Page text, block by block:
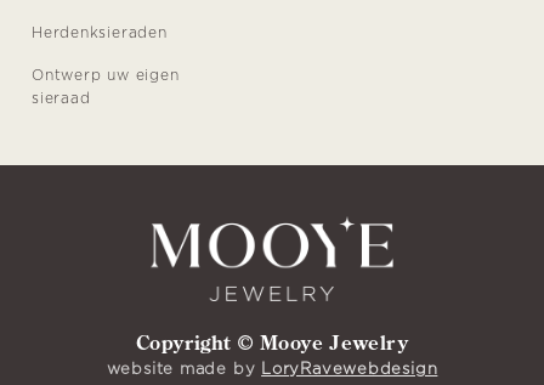
Herdenksieraden
Ontwerp uw eigen
sieraad
Copyright © Mooye Jewelry
website made by LoryRavewebdesign